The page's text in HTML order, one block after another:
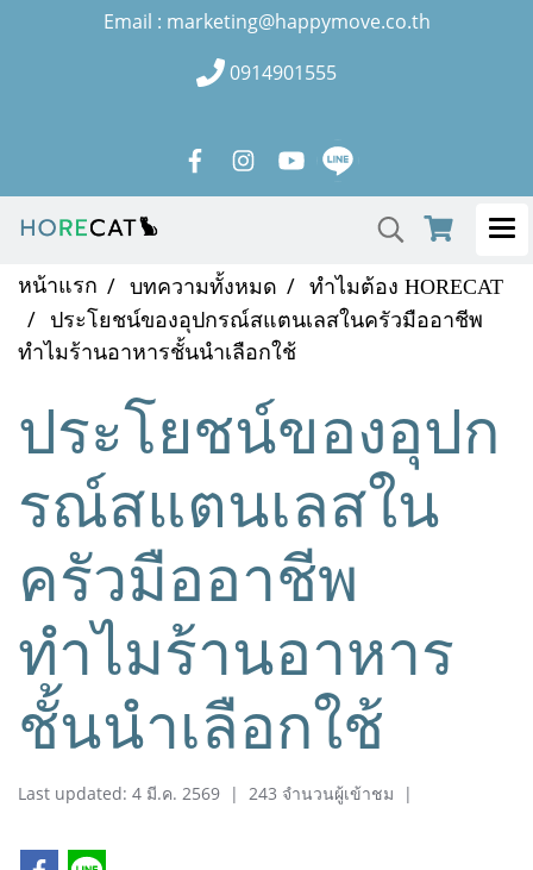
Email : marketing@happymove.co.th
0914901555
หน้าแรก บทความทั้งหมด
ทำไมต้อง HORECAT
ประโยชน์ของอุปกรณ์สแตนเลสในครัวมืออาชีพ
ทำไมร้านอาหารชั้นนำเลือกใช้
ประโยชน์ของอุปก
รณ์สแตนเลสใน
ครัวมืออาชีพ
ทำไมร้านอาหาร
ชั้นนำเลือกใช้
Last updated: 4 มี.ค. 2569 | 243 จำนวนผู้เข้าชม |